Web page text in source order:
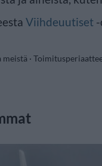
Viihdeuutiset
meistä ·